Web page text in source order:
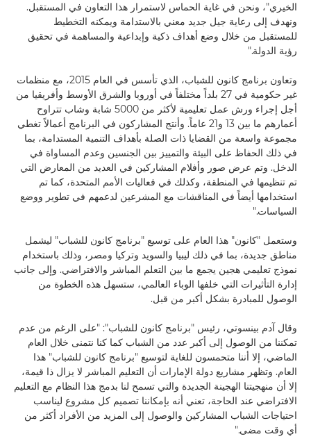
الخيري"، ونحن في غاية الحماس لاستمرار هذا التعاون في المستقبل.
ونهدف إلى رعاية جيل جديد معني بالاستدامة ويمكنه التخطيط
للمستقبل من خلال وضع أهداف ذكية وإبداعية والمساهمة في تحقيق
رؤية الدولة."
وتعاون برنامج كانون للشباب، الذي تأسس في العام 2015، مع منظمات
غير حكومية في 27 بلداً مختلفاً في أوروبا والشرق الأوسط وأفريقيا من
أجل إجراء ورش عمل تعليمية لأكثر من 5000 شابة وشاب تتراوح
أعمارهم ما بين 13 و21 عاماً. وأنتج المشاركون في البرنامج أعمالاً تغطي
مجموعة واسعة من القضايا ذات الصلة بأهداف التنمية المستدامة، بما
في ذلك الحفاظ على البيئة والتمييز بين الجنسين وعدم المساواة في
الدخل. وتم عرض صور وأفلام المشاركين في العديد من المعارض التي
تم تنظيمها في المنطقة، وكذلك في فعاليات الأمم المتحدة، كما تم
استخدامها أيضاً في المناقشات مع المشرعين لدعمهم في تطوير ووضع
السياسات."
وستعمل "كانون" هذا العام على توسيع "برنامج كانون للشباب" ليشمل
مناطق جديدة، بما في ذلك ليبيا والسويد وتركيا ومصر، وذلك باستخدام
نموذج تعليمي هجين يجمع ما بين التعلم المباشر والافتراضي. وإلى جانب
إدارة التأثيرات التي خلفها الوباء العالمي، ستسهل هذه الخطوة من
الوصول للمبادرة بشكل أكبر من قبل.
وقال آدم بينسوتي، رئيس "برنامج كانون للشباب": "على الرغم من عدم
تمكننا من الوصول إلى أكبر عدد من الشباب كما كنا نتمنى خلال العام
الماضي، إلا أننا متحمسون للغاية لتوسيع "برنامج كانون للشباب" هذا
العام. وتظهر مشاريع دولة الإمارات أن التعليم المباشر لا يزال ذا قيمة،
إلا أن منهجيتنا الهجينة الجديدة والتي تسمح لنا بدمج هذا النظام مع التعليم
الافتراضي عند الحاجة، تعني أنه بإمكاننا تصميم كل مشروع ليناسب
احتياجات الشباب المشاركين والوصول إلى المزيد من الأفراد أكثر من
أي وقت مضى."